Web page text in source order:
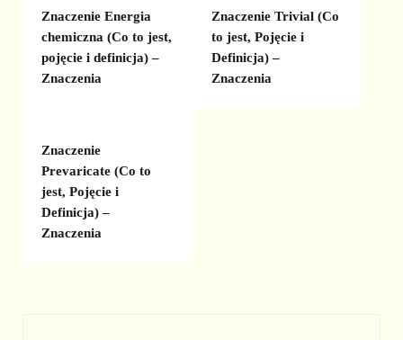
Znaczenie Energia
chemiczna (Co to jest,
pojęcie i definicja) –
Znaczenia
Znaczenie Trivial (Co
to jest, Pojęcie i
Definicja) –
Znaczenia
Znaczenie
Prevaricate (Co to
jest, Pojęcie i
Definicja) –
Znaczenia